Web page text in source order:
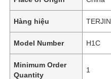
Hàng hiệu TERJIN
Model Number H1C
Minimum Order
Quantity
1